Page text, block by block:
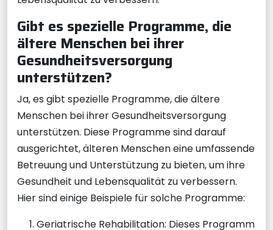
Gibt es spezielle Programme, die
ältere Menschen bei ihrer
Gesundheitsversorgung
unterstützen?
Ja, es gibt spezielle Programme, die ältere
Menschen bei ihrer Gesundheitsversorgung
unterstützen. Diese Programme sind darauf
ausgerichtet, älteren Menschen eine umfassende
Betreuung und Unterstützung zu bieten, um ihre
Gesundheit und Lebensqualität zu verbessern.
Hier sind einige Beispiele für solche Programme:
Geriatrische Rehabilitation: Dieses Programm